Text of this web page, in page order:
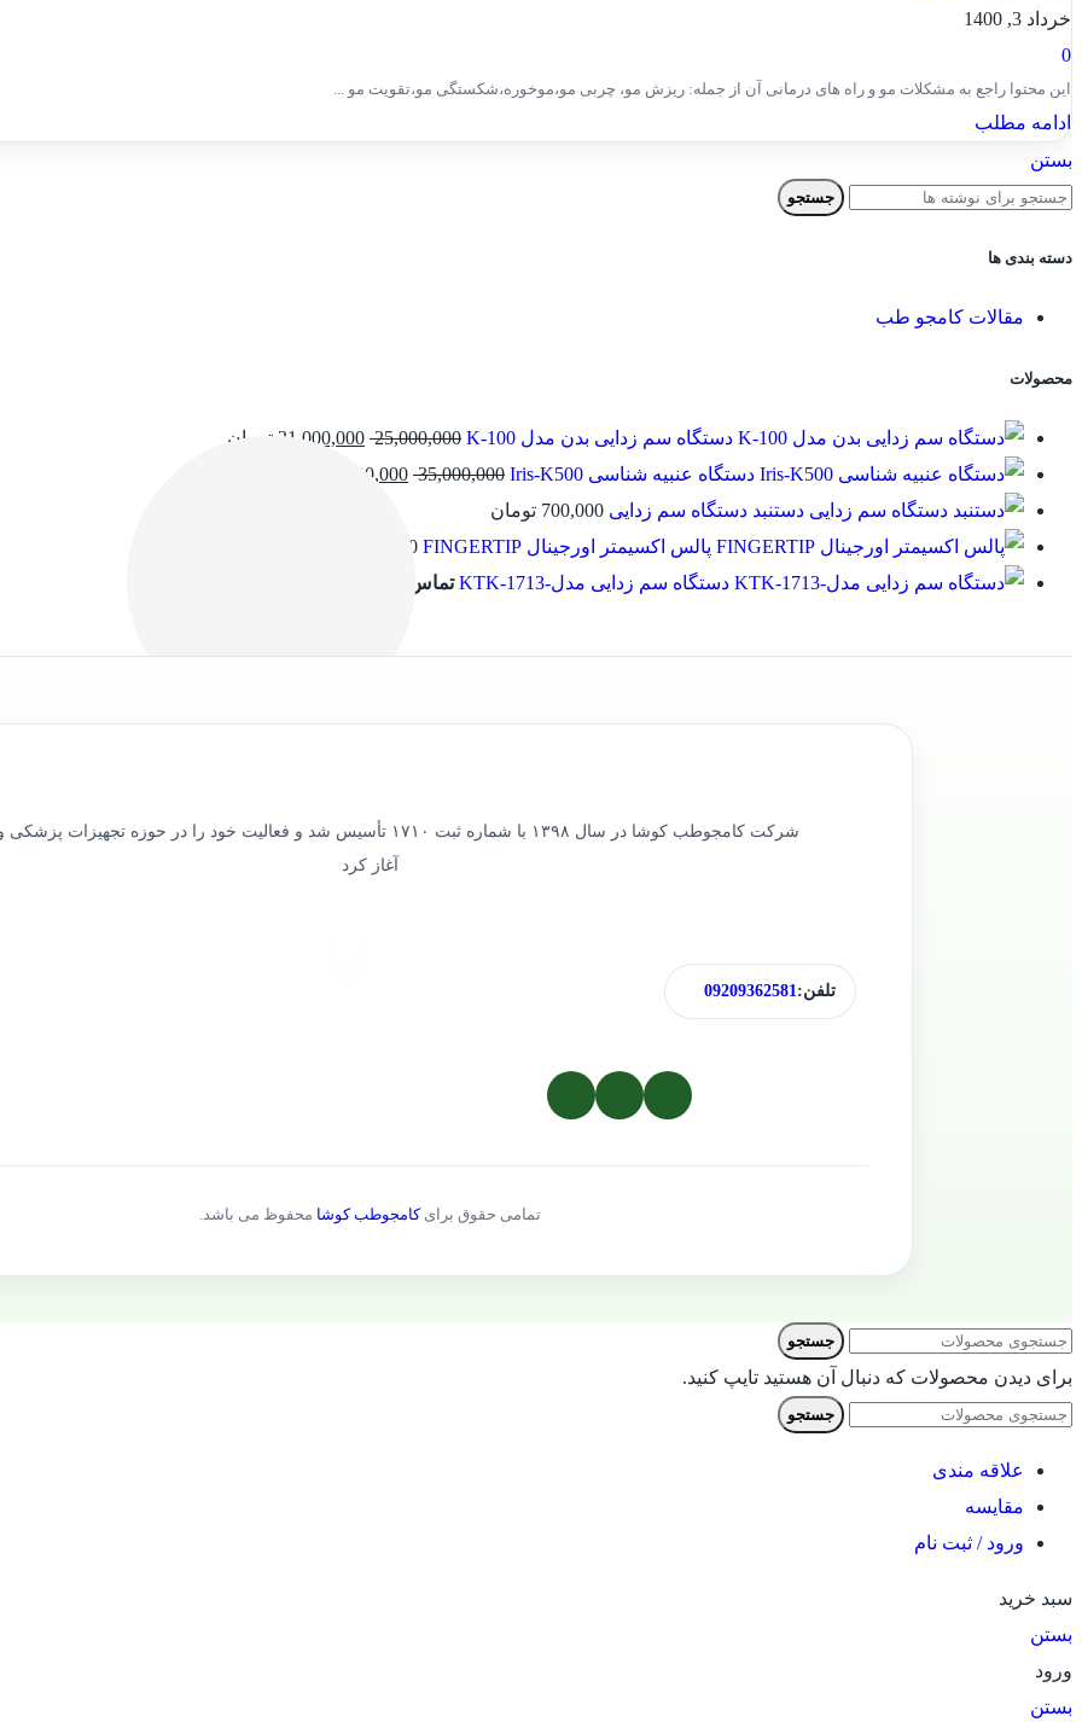
خرداد 3, 1400
0
این محتوا راجع به مشکلات مو و راه های درمانی آن از جمله: ریزش مو، چربی مو،موخوره،شکستگی مو،تقویت مو ...
ادامه مطلب
بستن
جستجو
دسته بندی ها
مقالات کامجو طب
محصولات
دستگاه سم زدایی بدن مدل K-100 25,000,000
21,000,000 تومان
دستگاه عنبیه شناسی Iris-K500
35,000,000
31,000,000
دستنبد دستگاه سم زدایی 700,000 تومان
پالس اکسیمتر اورجینال FINGERTIP
1,200,000
دستگاه سم زدایی مدل-KTK-1713
تماس بگیرید
شرکت کامجوطب کوشا در سال ۱۳۹۸ با شماره ثبت ۱۷۱۰ تأسیس شد و فعالیت خود را در حوزه
آغاز کرد
تلفن:09209362581
تمامی حقوق برایکامجوطب کوشا محفوظ می باشد.
جستجو
برای دیدن محصولات که دنبال آن هستید تایپ کنید.
جستجو
علاقه مندی
مقایسه
ورود / ثبت نام
سبد خرید
بستن
ورود
بستن